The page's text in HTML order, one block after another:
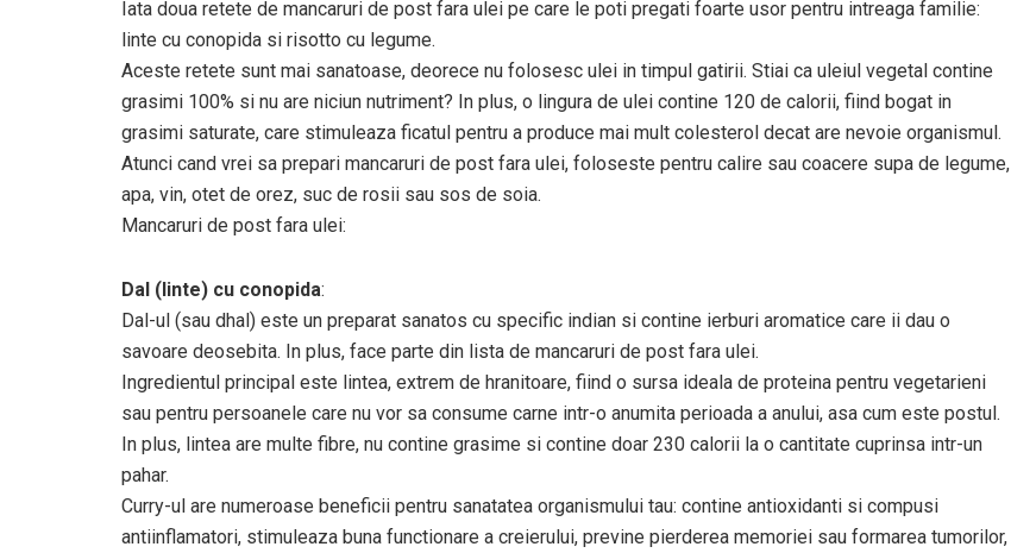
Iata doua retete de mancaruri de post fara ulei pe care le poti pregati foarte usor pentru intreaga familie:
linte cu conopida si risotto cu legume.
Aceste retete sunt mai sanatoase, deorece nu folosesc ulei in timpul gatirii. Stiai ca uleiul vegetal contine
grasimi 100% si nu are niciun nutriment? In plus, o lingura de ulei contine 120 de calorii, fiind bogat in
grasimi saturate, care stimuleaza ficatul pentru a produce mai mult colesterol decat are nevoie organismul.
Atunci cand vrei sa prepari mancaruri de post fara ulei, foloseste pentru calire sau coacere supa de legume,
apa, vin, otet de orez, suc de rosii sau sos de soia.
Mancaruri de post fara ulei:
Dal (linte) cu conopida:
Dal-ul (sau dhal) este un preparat sanatos cu specific indian si contine ierburi aromatice care ii dau o
savoare deosebita. In plus, face parte din lista de mancaruri de post fara ulei.
Ingredientul principal este lintea, extrem de hranitoare, fiind o sursa ideala de proteina pentru vegetarieni
sau pentru persoanele care nu vor sa consume carne intr-o anumita perioada a anului, asa cum este postul.
In plus, lintea are multe fibre, nu contine grasime si contine doar 230 calorii la o cantitate cuprinsa intr-un
pahar.
Curry-ul are numeroase beneficii pentru sanatatea organismului tau: contine antioxidanti si compusi
antiinflamatori, stimuleaza buna functionare a creierului, previne pierderea memoriei sau formarea tumorilor,